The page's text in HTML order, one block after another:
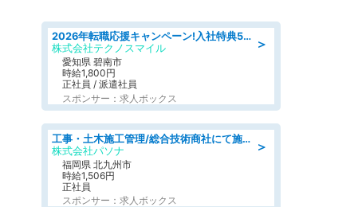
＞
2026年転職応援キャンペーン!入社特典58万円/デンソーで働こう!自動車工場で小型部品の検査業務 denso aichi
株式会社テクノスマイル
愛知県 碧南市
時給1,800円
正社員 / 派遣社員
スポンサー：求人ボックス
＞
工事・土木施工管理/総合技術商社にて施工管理のお仕事/即日勤務可/車通勤可/工事・土木施工管理/生産・品質管理
株式会社パソナ
福岡県 北九州市
時給1,506円
正社員
スポンサー：求人ボックス